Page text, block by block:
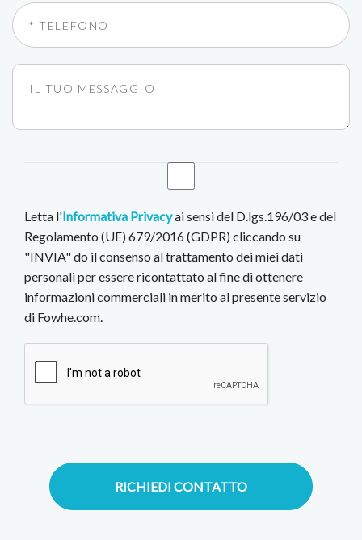
Letta l'Informativa Privacyai sensi del D.lgs.196/03 e del
Regolamento (UE) 679/2016 (GDPR) cliccando su
"INVIA" do il consenso al trattamento dei miei dati
personali per essere ricontattato al fine di ottenere
informazioni commerciali in merito al presente servizio
di Fowhe.com.
RICHIEDI CONTATTO